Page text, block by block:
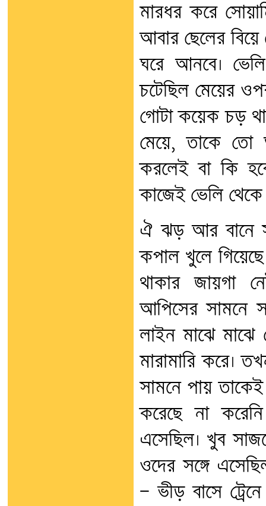
মারধর করে
আবার ছেলের বিয়ে
ঘরে আনবে।
চটেছিল মেয়ের
গোটা কয়েক চড়
মেয়ে, তাকে
করলেই বা কি
কাজেই ভেলি
ঐ ঝড় আর বানে
কপাল খুলে
থাকার জায়গা
আপিসের সামনে
লাইন মাঝে মাঝে
মারামারি করে।
সামনে পায় তাকেই
করেছে না
এসেছিল। খুব
ওদের সঙ্গে
— ভীড় বাসে